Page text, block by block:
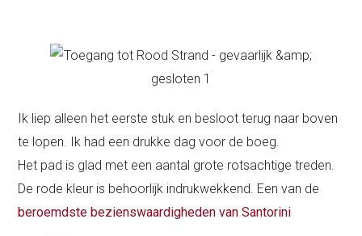
Ik liep alleen het eerste stuk en besloot terug naar boven
te lopen. Ik had een drukke dag voor de boeg.
Het pad is glad met een aantal grote rotsachtige treden.
De rode kleur is behoorlijk indrukwekkend. Een van de
beroemdste bezienswaardigheden van Santorini